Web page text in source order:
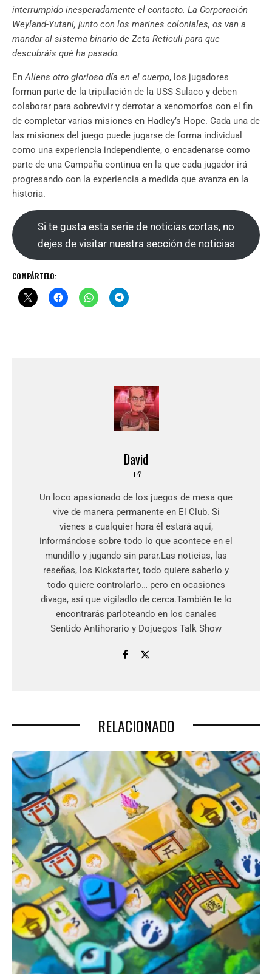
interrumpido inesperadamente el contacto. La Corporación
Weyland-Yutani, junto con los marines coloniales, os van a
mandar al sistema binario de Zeta Reticuli para que
descubráis qué ha pasado.
EnAliens otro glorioso día en el cuerpo, los jugadores
forman parte de la tripulación de la USS Sulaco y deben
colaborar para sobrevivir y derrotar a xenomorfos con el fin
de completar varias misiones en Hadley’s Hope. Cada una de
las misiones del juego puede jugarse de forma individual
como una experiencia independiente, o encadenarse como
parte de una Campaña continua en la que cada jugador irá
progresando con la experiencia a medida que avanza en la
historia.
Si te gusta esta serie de noticias cortas, no
dejes de visitar nuestra sección de noticias
COMPÁRTELO:
David
Un loco apasionado de los juegos de mesa que
vive de manera permanente en El Club. Si
vienes a cualquier hora él estará aquí,
informándose sobre todo lo que acontece en el
mundillo y jugando sin parar.Las noticias, las
reseñas, los Kickstarter, todo quiere saberlo y
todo quiere controlarlo… pero en ocasiones
divaga, así que vigiladlo de cerca.También te lo
encontrarás parloteando en los canales
Sentido Antihorario y Dojuegos Talk Show
RELACIONADO